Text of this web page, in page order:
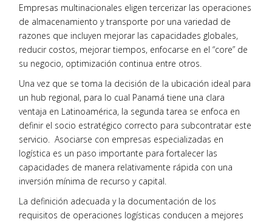
Empresas multinacionales eligen tercerizar las operaciones
de almacenamiento y transporte por una variedad de
razones que incluyen mejorar las capacidades globales,
reducir costos, mejorar tiempos, enfocarse en el “core” de
su negocio, optimización continua entre otros.
Una vez que se toma la decisión de la ubicación ideal para
un hub regional, para lo cual Panamá tiene una clara
ventaja en Latinoamérica, la segunda tarea se enfoca en
definir el socio estratégico correcto para subcontratar este
servicio. Asociarse con empresas especializadas en
logística es un paso importante para fortalecer las
capacidades de manera relativamente rápida con una
inversión mínima de recurso y capital.
La definición adecuada y la documentación de los
requisitos de operaciones logísticas conducen a mejores